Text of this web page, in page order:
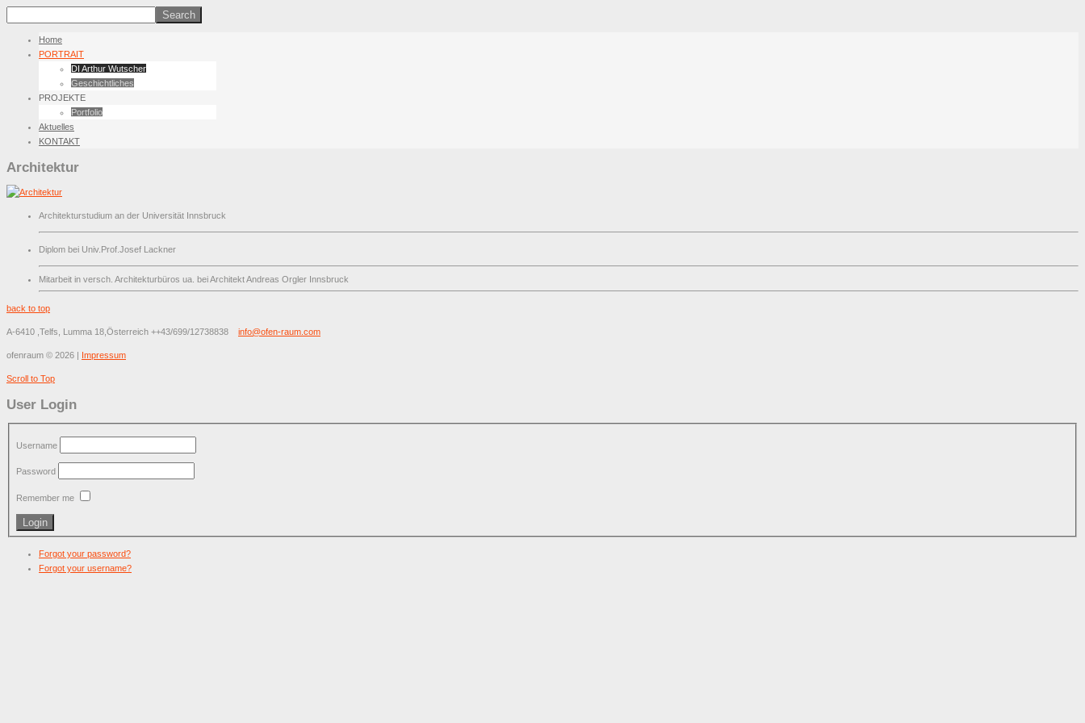
Home
PORTRAIT
DI Arthur Wutscher
Geschichtliches
PROJEKTE
Portfolio
Aktuelles
KONTAKT
Architektur
Architekturstudium an der Universität Innsbruck
Diplom bei Univ.Prof.Josef Lackner
Mitarbeit in versch. Architekturbüros ua. bei Architekt Andreas Orgler Innsbruck
back to top
A-6410 ,Telfs, Lumma 18,Österreich ++43/699/12738838 info@ofen-raum.com
ofenraum © 2026 Impressum
Scroll to Top
User Login
Username
Password
Remember me
Forgot your password?
Forgot your username?